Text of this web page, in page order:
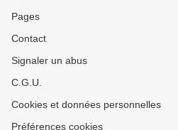
Pages
Contact
Signaler un abus
C.G.U.
Cookies et données personnelles
Préférences cookies